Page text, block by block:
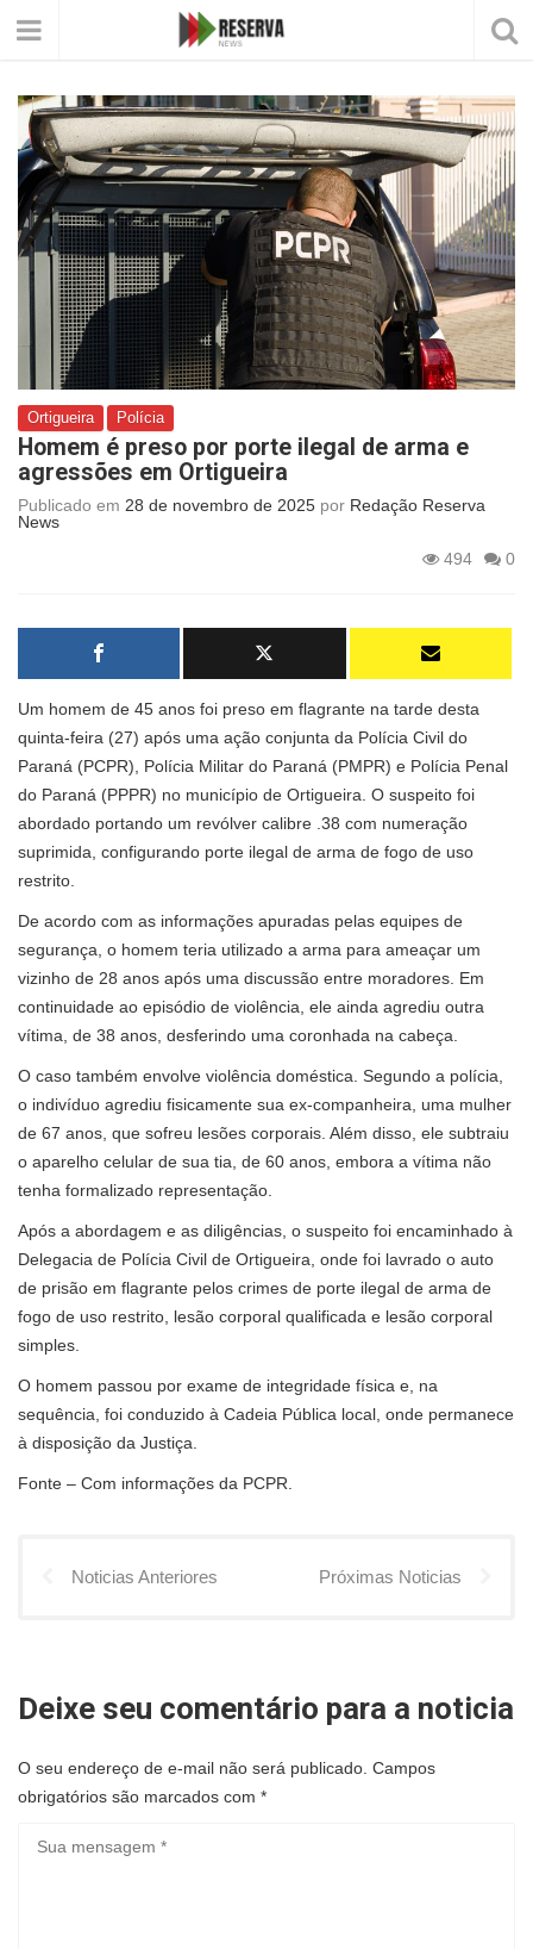
Ortigueira Polícia
Homem é preso por porte ilegal de arma e
agressões em Ortigueira
Publicado em 28 de novembro de 2025 por Redação Reserva
News
494
0
Um homem de 45 anos foi preso em flagrante na tarde desta
quinta-feira (27) após uma ação conjunta da Polícia Civil do
Paraná (PCPR), Polícia Militar do Paraná (PMPR) e Polícia Penal
do Paraná (PPPR) no município de Ortigueira. O suspeito foi
abordado portando um revólver calibre .38 com numeração
suprimida, configurando porte ilegal de arma de fogo de uso
restrito.
De acordo com as informações apuradas pelas equipes de
segurança, o homem teria utilizado a arma para ameaçar um
vizinho de 28 anos após uma discussão entre moradores. Em
continuidade ao episódio de violência, ele ainda agrediu outra
vítima, de 38 anos, desferindo uma coronhada na cabeça.
O caso também envolve violência doméstica. Segundo a polícia,
o indivíduo agrediu fisicamente sua ex-companheira, uma mulher
de 67 anos, que sofreu lesões corporais. Além disso, ele subtraiu
o aparelho celular de sua tia, de 60 anos, embora a vítima não
tenha formalizado representação.
Após a abordagem e as diligências, o suspeito foi encaminhado à
Delegacia de Polícia Civil de Ortigueira, onde foi lavrado o auto
de prisão em flagrante pelos crimes de porte ilegal de arma de
fogo de uso restrito, lesão corporal qualificada e lesão corporal
simples.
O homem passou por exame de integridade física e, na
sequência, foi conduzido à Cadeia Pública local, onde permanece
à disposição da Justiça.
Fonte – Com informações da PCPR.
Noticias Anteriores Próximas Noticias
Deixe seu comentário para a noticia
O seu endereço de e-mail não será publicado. Campos
obrigatórios são marcados com *